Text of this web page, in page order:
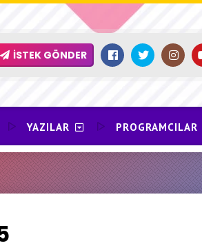
İSTEK GÖNDER
YAZILAR PROGRAMCILAR